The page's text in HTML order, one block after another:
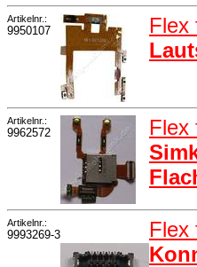
Artikelnr.:
9950107 Flex
Artikelnr.:
9962572
Flex
Artikelnr.:
9993269-3
Flex